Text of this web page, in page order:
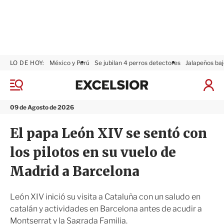
M
n
09 de Agosto de 2026
LO DE HOY: México y Perú Se jubilan 4 perros detectores Jalapeños
I
x
i
o
r
El papa León XIV se sentó con
los pilotos en su vuelo de
Madrid a Barcelona
León XIV inició su visita a Cataluña con un saludo en
catalán y actividades en Barcelona antes de acudir a
Montserrat y la Sagrada Familia.